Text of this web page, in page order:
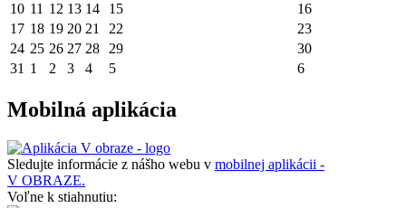
10 11 12 13 14 15
16
17 18 19 20 21 22
23
24 25 26 27 28 29
30
31 1 2 3 4 5 6
Mobilná aplikácia
Sledujte informácie z nášho webu v mobilnej aplikácii -
V OBRAZE.
Voľne k stiahnutiu: